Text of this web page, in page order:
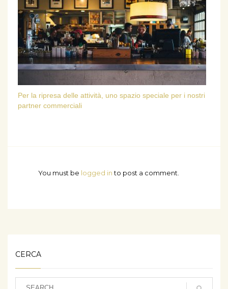
Per la ripresa delle attività, uno spazio speciale per i nostri
partner commerciali
You must be logged into post a comment.
CERCA